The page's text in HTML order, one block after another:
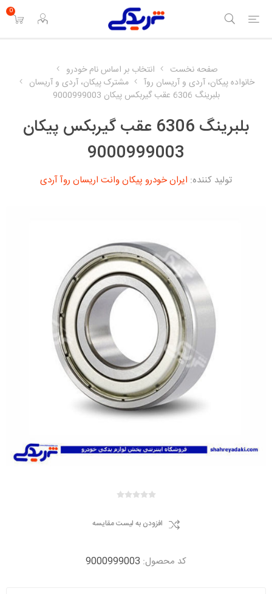
0
صفحه نخست
انتخاب بر اساس نام خودرو
خانواده پیکان، آردی و آریسان روآ
مشترک پیکان، آردی و آریسان
بلبرینگ 6306 عقب گیربکس پیکان 9000999003
بلبرینگ 6306 عقب گیربکس پیکان
9000999003
تولید کننده: ایران خودرو پیکان وانت اریسان روآ آردی
افزودن به لیست مقایسه
کد محصول: 9000999003